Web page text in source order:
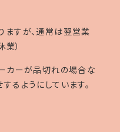
すが、通常は翌営業
）
カーが品切れの場合な
るようにしています。